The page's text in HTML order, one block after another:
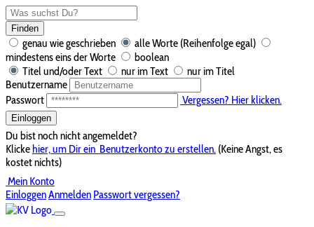
Finden
genau wie geschrieben
alle Worte (Reihenfolge egal)
mindestens eins der Worte
boolean
Titel und/oder Text
nur im Text
nur im Titel
Benutzername
Passwort
Vergessen? Hier klicken.
Einloggen
Du bist noch nicht angemeldet?
Klickehier, um Dir ein Benutzerkonto zu erstellen. (Keine Angst, es
kostet nichts)
Mein Konto
EinloggenAnmelden Passwort vergessen?